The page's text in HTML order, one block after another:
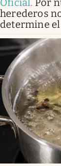
herederos
determine